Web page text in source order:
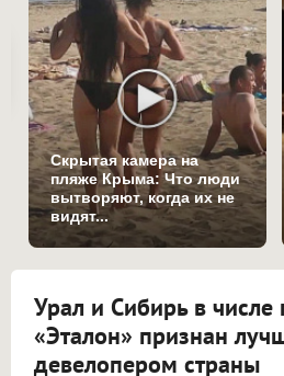
Скрытая камера на
пляже Крыма: Что люди
вытворяют, когда их не
видят...
Урал и Сибирь в числе
«Эталон» признан
девелопером страны